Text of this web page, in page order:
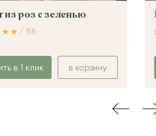
из роз с зеленью
/ 86
в 1 клик в корзину